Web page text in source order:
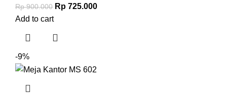
Rp900.000 Rp 725.000
Add to cart
-9%